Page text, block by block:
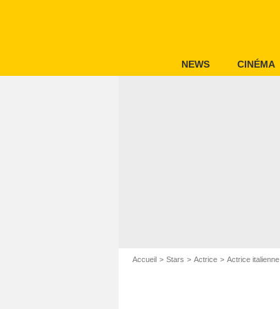
NEWS CINÉMA
Accueil Stars Actrice Actrice italienne